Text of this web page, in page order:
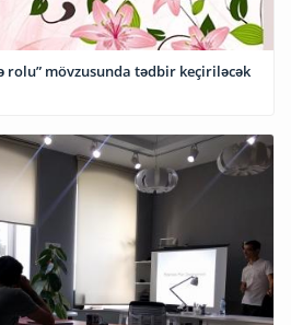
rolu” mövzusunda tədbir keçiriləcək